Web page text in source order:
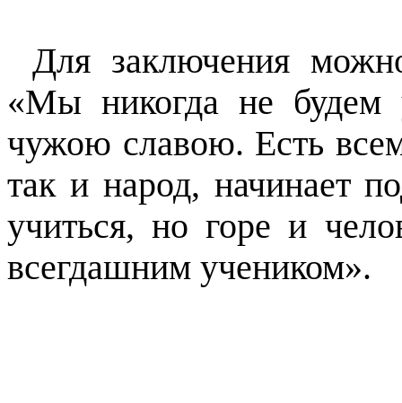
Для заключения
«Мы никогда не
чужою славою. Есть
так и народ, начинает
учиться, но горе и
всегдашним учеником».